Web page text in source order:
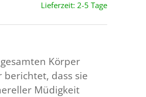
Lieferzeit: 2-5 Tage
Körper
dass sie
Müdigkeit